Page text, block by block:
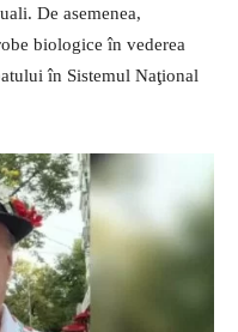
De asemenea,
biologice în vederea
în Sistemul Naţional